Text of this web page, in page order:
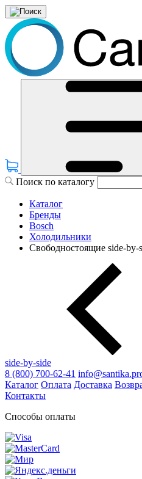
Поиск по каталогу
Каталог
Бренды
Bosch
Холодильники
Свободностоящие side-by-
side-by-side
8 (800) 700-62-41
Каталог Оплата Доставка
Контакты
Способы оплаты